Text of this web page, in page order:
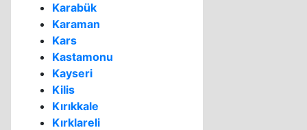
Karabük
Karaman
Kars
Kastamonu
Kayseri
Kilis
Kırıkkale
Kırklareli